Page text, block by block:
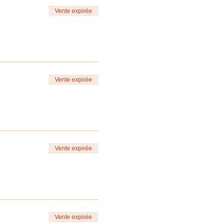
Vente expirée
Vente expirée
Vente expirée
Vente expirée